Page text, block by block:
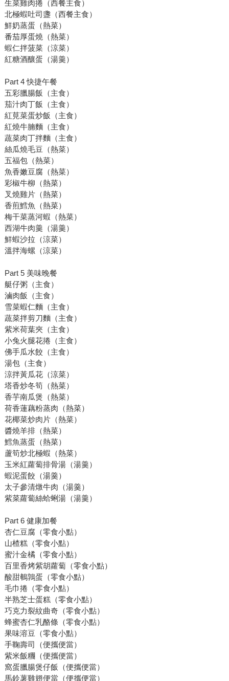
生菜雞肉捲（西餐主食）
北極蝦吐司盞（西餐主食）
鮮奶蒸蛋（熱菜）
番茄厚蛋燒（熱菜）
蝦仁拌菠菜（涼菜）
紅糖酒釀蛋（湯羹）
Part 4 快捷午餐
五彩臘腸飯（主食）
茄汁肉丁飯（主食）
紅莧菜蛋炒飯（主食）
紅燒牛腩麵（主食）
蔬菜肉丁拌麵（主食）
絲瓜燒毛豆（熱菜）
五福包（熱菜）
魚香嫩豆腐（熱菜）
彩椒牛柳（熱菜）
叉燒雞片（熱菜）
香煎鱈魚（熱菜）
梅干菜蒸河蝦（熱菜）
西湖牛肉羹（湯羹）
鮮蝦沙拉（涼菜）
溫拌海螺（涼菜）
Part 5 美味晚餐
艇仔粥（主食）
滷肉飯（主食）
雪菜蝦仁麵（主食）
蔬菜拌剪刀麵（主食）
紫米荷葉夾（主食）
小兔火腿花捲（主食）
佛手瓜水餃（主食）
湯包（主食）
涼拌黃瓜花（涼菜）
塔香炒冬筍（熱菜）
香芋南瓜煲（熱菜）
荷香蓮藕粉蒸肉（熱菜）
花椰菜炒肉片（熱菜）
醬燒羊排（熱菜）
鱈魚蒸蛋（熱菜）
蘆筍炒北極蝦（熱菜）
玉米紅蘿蔔排骨湯（湯羹）
蝦泥蛋餃（湯羹）
太子參清燉牛肉（湯羹）
紫菜蘿蔔絲蛤蜊湯（湯羹）
Part 6 健康加餐
杏仁豆腐（零食小點）
山楂糕（零食小點）
蜜汁金橘（零食小點）
百里香烤紫胡蘿蔔（零食小點）
酸甜鵪鶉蛋（零食小點）
毛巾捲（零食小點）
半熟芝士蛋糕（零食小點）
巧克力裂紋曲奇（零食小點）
蜂蜜杏仁乳酪條（零食小點）
果味溶豆（零食小點）
手鞠壽司（便攜便當）
紫米飯糰（便攜便當）
窩蛋臘腸煲仔飯（便攜便當）
馬鈴薯雞翅便當（便攜便當）